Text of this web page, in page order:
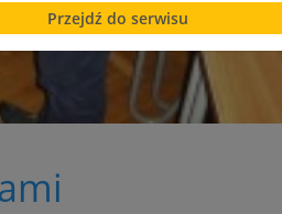
Przejdź do serwisu